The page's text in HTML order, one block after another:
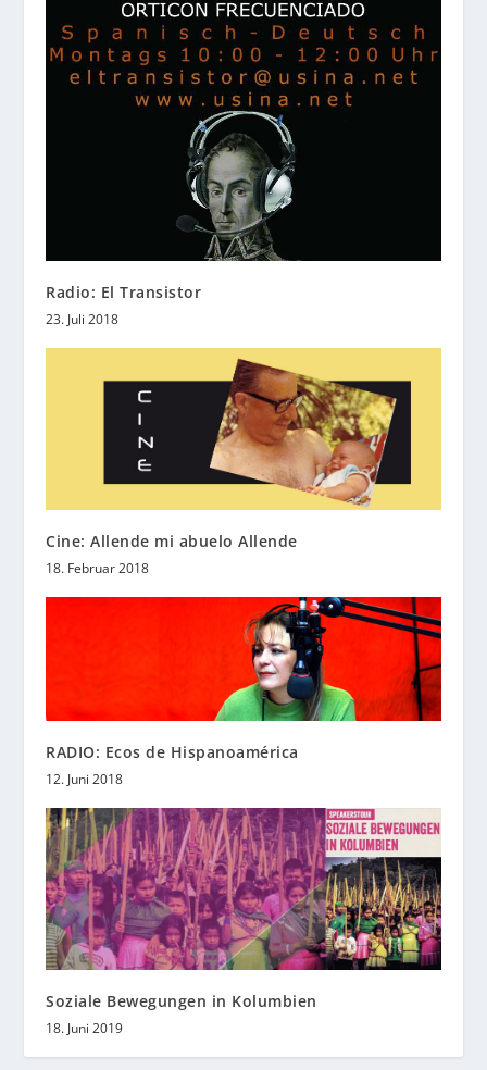
Radio: El Transistor
23. Juli 2018
Cine: Allende mi abuelo Allende
18. Februar 2018
RADIO: Ecos de Hispanoamérica
12. Juni 2018
Soziale Bewegungen in Kolumbien
18. Juni 2019